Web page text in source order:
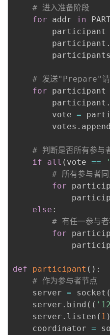
# 进入准备阶段
for addr in
        participant
        participant
.
        participants
# 发送"Prepare"请
for participant
        participant
.
        vote
=
        votes
. append
# 判断是否所有参与
if
all ( vote ==
# 所有参与者
for
else :
# 有任一参与
for
def participant ( ) :
# 作为参与者节点
    server
= socket (
    server
. bind ( (
    server
. listen ( 1 )
    coordinator
=